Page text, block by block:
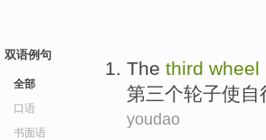
双语例句
全部
口语
书面语
The third wheel
第三个轮子使
youdao